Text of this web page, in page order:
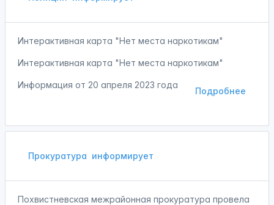
Интерактивная карта "Нет места наркотикам"
Интерактивная карта "Нет места наркотикам"
Подробнее
Информация от 20 апреля 2023 года
Прокуратура информирует
Похвистневская межрайонная прокуратура провела